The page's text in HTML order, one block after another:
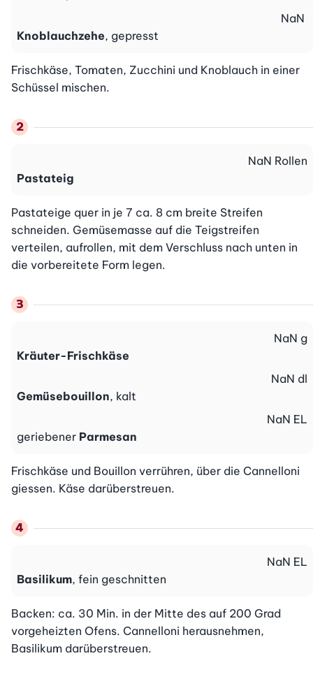
Knoblauchzehe, gepresst
NaN
Frischkäse, Tomaten, Zucchini und Knoblauch in einer
Schüssel mischen.
Pastateig
NaN Rollen
Pastateige quer in je 7 ca. 8 cm breite Streifen
schneiden. Gemüsemasse auf die Teigstreifen
verteilen, aufrollen, mit dem Verschluss nach unten in
die vorbereitete Form legen.
Kräuter-Frischkäse
NaN g
Gemüsebouillon, kalt
NaN dl
geriebener Parmesan
NaN EL
Frischkäse und Bouillon verrühren, über die Cannelloni
giessen. Käse darüberstreuen.
Basilikum, fein geschnitten
NaN EL
Backen: ca. 30 Min. in der Mitte des auf 200 Grad
vorgeheizten Ofens. Cannelloni herausnehmen,
Basilikum darüberstreuen.